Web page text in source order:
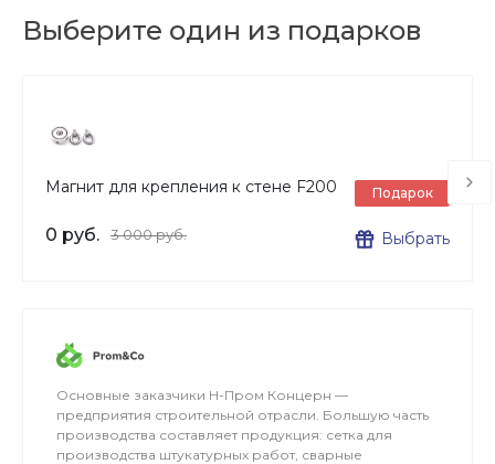
Выберите один из подарков
Магнит для крепления к стене F200
0 руб. 3 000 руб.
Подарок
Выбрать
Основные заказчики Н-Пром Концерн —
предприятия строительной отрасли. Большую часть
производства составляет продукция: сетка для
производства штукатурных работ, сварные